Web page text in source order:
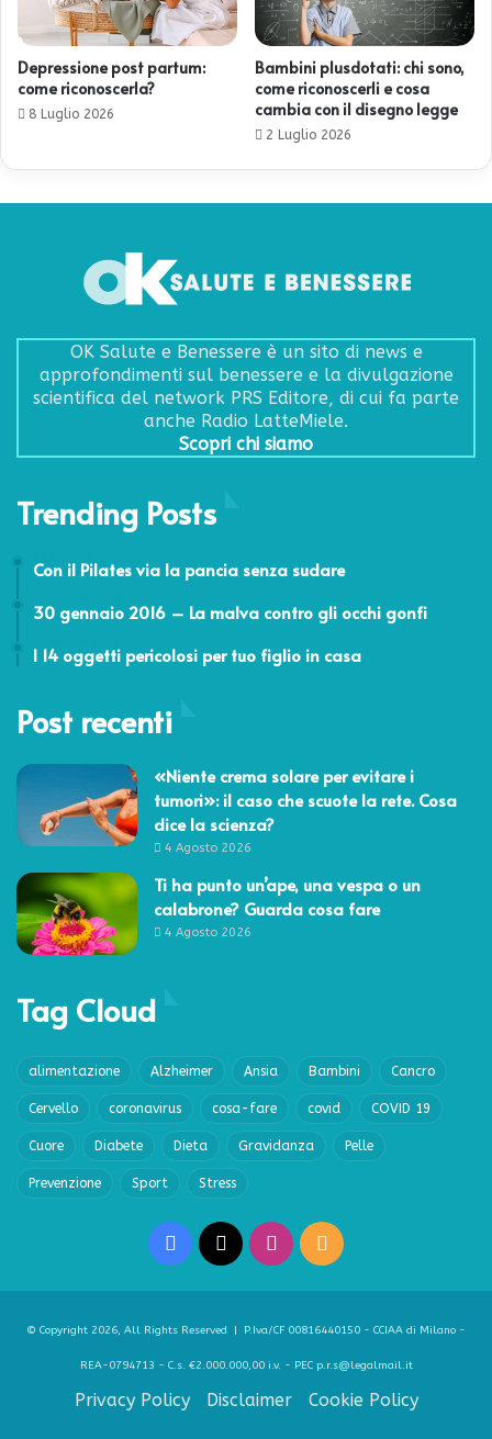
Depressione post partum:
come riconoscerla?
8 Luglio 2026
Bambini plusdotati: chi sono,
come riconoscerli e cosa
cambia con il disegno legge
2 Luglio 2026
OK Salute e Benessere è un sito di news e
approfondimenti sul benessere e la divulgazione
scientifica del network PRS Editore, di cui fa parte
anche Radio LatteMiele.
Scopri chi siamo
Trending Posts
Con il Pilates via la pancia senza sudare
30 gennaio 2016 – La malva contro gli occhi gonfi
I 14 oggetti pericolosi per tuo figlio in casa
Post recenti
«Niente crema solare per evitare i
tumori»: il caso che scuote la rete. Cosa
dice la scienza?
4 Agosto 2026
Ti ha punto un’ape, una vespa o un
calabrone? Guarda cosa fare
4 Agosto 2026
Tag Cloud
alimentazione Alzheimer Ansia Bambini Cancro
Cervello coronavirus cosa-fare covid COVID 19
Cuore Diabete Dieta Gravidanza Pelle
Prevenzione Sport Stress
Facebook Instagram
RSS
© Copyright 2026, All Rights Reserved | P.Iva/CF 00816440150 - CCIAA di Milano -
REA-0794713 - C.s. €2.000.000,00 i.v. - PEC p.r.s@legalmail.it
Privacy Policy Disclaimer Cookie Policy